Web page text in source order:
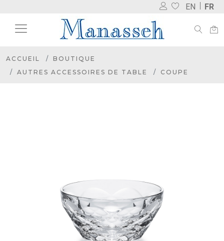
EN FR
ACCUEIL
BOUTIQUE
AUTRES ACCESSOIRES DE TABLE
COUPE